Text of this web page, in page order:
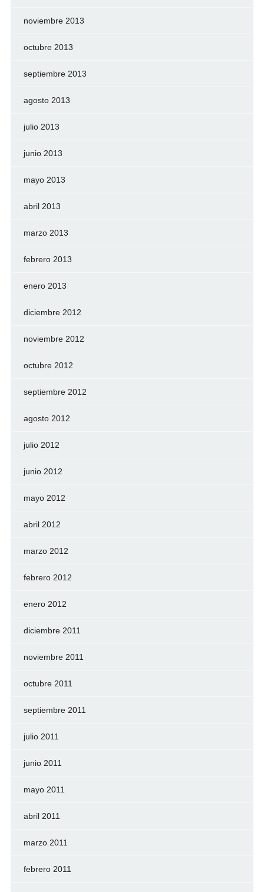
noviembre 2013
octubre 2013
septiembre 2013
agosto 2013
julio 2013
junio 2013
mayo 2013
abril 2013
marzo 2013
febrero 2013
enero 2013
diciembre 2012
noviembre 2012
octubre 2012
septiembre 2012
agosto 2012
julio 2012
junio 2012
mayo 2012
abril 2012
marzo 2012
febrero 2012
enero 2012
diciembre 2011
noviembre 2011
octubre 2011
septiembre 2011
julio 2011
junio 2011
mayo 2011
abril 2011
marzo 2011
febrero 2011